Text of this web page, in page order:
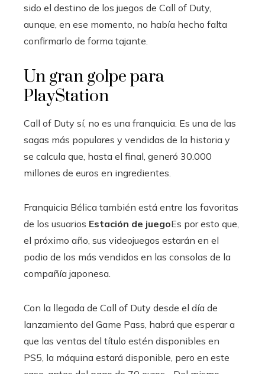
sido el destino de los juegos de Call of Duty,
aunque, en ese momento, no había hecho falta
confirmarlo de forma tajante.
Un gran golpe para
PlayStation
Call of Duty sí, no es una franquicia. Es una de las
sagas más populares y vendidas de la historia y
se calcula que, hasta el final, generó 30.000
millones de euros en ingredientes.
Franquicia Bélica también está entre las favoritas
de los usuarios Estación de juegoEs por esto que,
el próximo año, sus videojuegos estarán en el
podio de los más vendidos en las consolas de la
compañía japonesa.
Con la llegada de Call of Duty desde el día de
lanzamiento del Game Pass, habrá que esperar a
que las ventas del título estén disponibles en
PS5, la máquina estará disponible, pero en este